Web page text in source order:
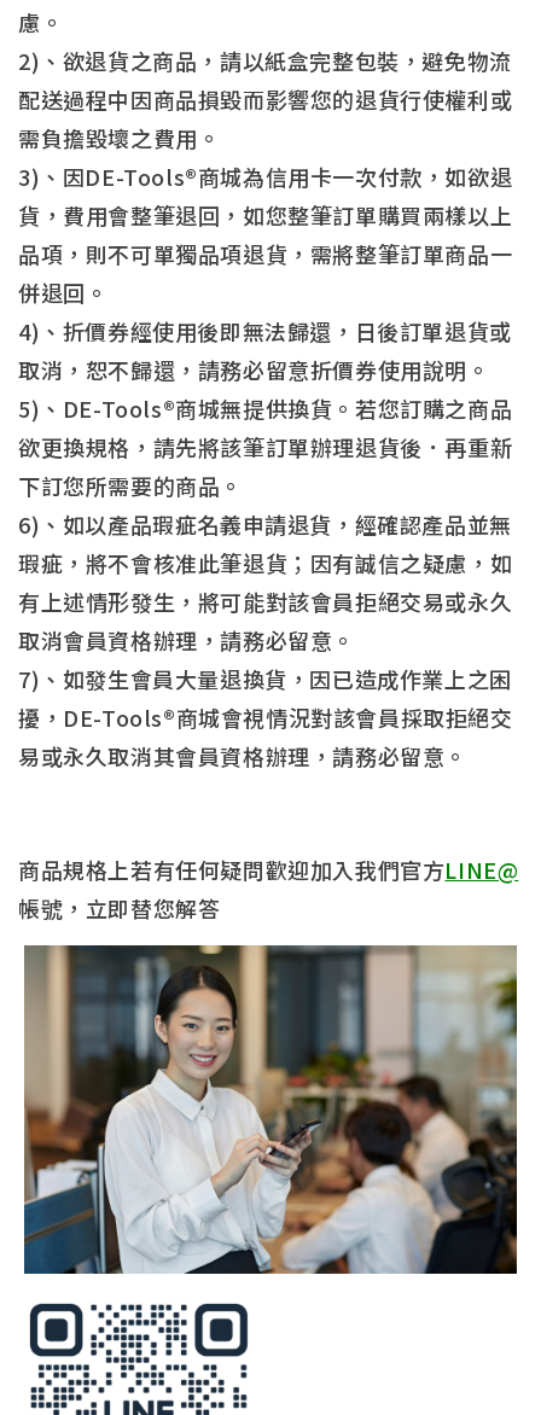
慮。
2)、欲退貨之商品，請以紙盒完整包裝，避免物流
配送過程中因商品損毀而影響您的退貨行使權利或
需負擔毀壞之費用。
3)、因DE-Tools®商城為信用卡一次付款，如欲退
貨，費用會整筆退回，如您整筆訂單購買兩樣以上
品項，則不可單獨品項退貨，需將整筆訂單商品一
併退回。
4)、折價券經使用後即無法歸還，日後訂單退貨或
取消，恕不歸還，請務必留意折價券使用說明。
5)、DE-Tools®商城無提供換貨。若您訂購之商品
欲更換規格，請先將該筆訂單辦理退貨後．再重新
下訂您所需要的商品。
6)、如以產品瑕疵名義申請退貨，經確認產品並無
瑕疵，將不會核准此筆退貨；因有誠信之疑慮，如
有上述情形發生，將可能對該會員拒絕交易或永久
取消會員資格辦理，請務必留意。
7)、如發生會員大量退換貨，因已造成作業上之困
擾，DE-Tools®商城會視情況對該會員採取拒絕交
易或永久取消其會員資格辦理，請務必留意。
商品規格上若有任何疑問歡迎加入我們官方LINE@
帳號，立即替您解答